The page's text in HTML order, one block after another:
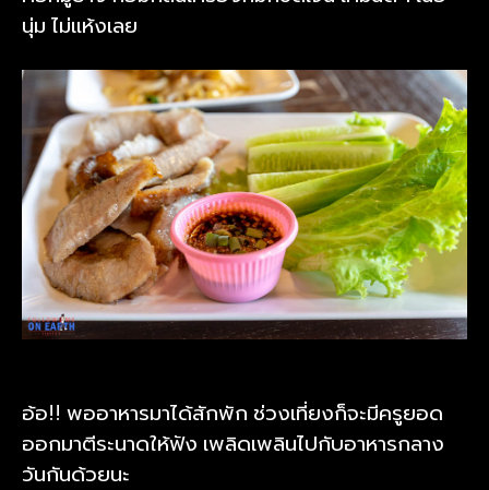
นุ่ม ไม่แห้งเลย
อ้อ!! พออาหารมาได้สักพัก ช่วงเที่ยงก็จะมีครูยอด
ออกมาตีระนาดให้ฟัง เพลิดเพลินไปกับอาหารกลาง
วันกันด้วยนะ